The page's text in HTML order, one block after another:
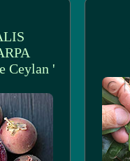
Ceylan '